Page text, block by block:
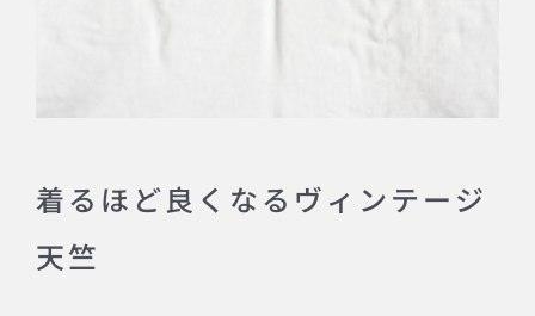
着るほど良くなるヴィンテージ
天竺